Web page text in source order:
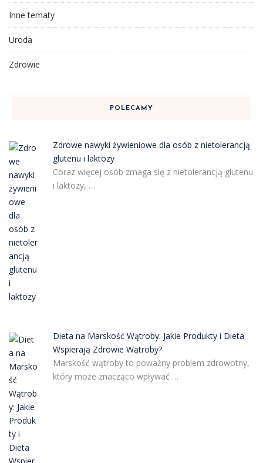
Inne tematy
Uroda
Zdrowie
POLECAMY
Zdrowe nawyki żywieniowe dla osób z nietolerancją
glutenu i laktozy
Coraz więcej osób zmaga się z nietolerancją glutenu
i laktozy, …
Dieta na Marskość Wątroby: Jakie Produkty i Dieta
Wspierają Zdrowie Wątroby?
Marskość wątroby to poważny problem zdrowotny,
który może znacząco wpływać …